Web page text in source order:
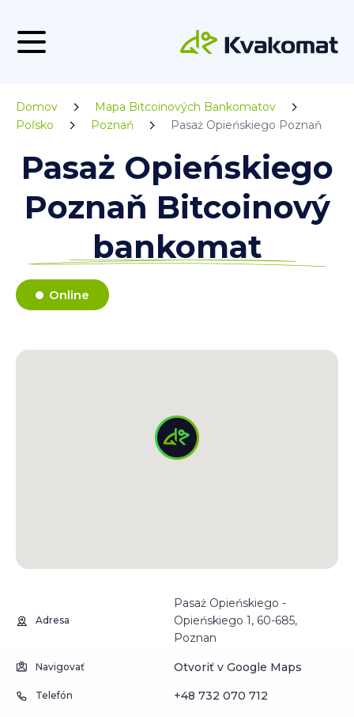
Domov
Mapa Bitcoinových Bankomatov
Poľsko
Poznaň Pasaż Opieńskiego Poznaň
Pasaż Opieńskiego
Poznaň Bitcoinový
bankomat
Online
Adresa
Pasaż Opieńskiego -
Opieńskiego 1, 60-685,
Poznan
Navigovať Otvoriť v Google Maps
Telefón +48 732 070 712